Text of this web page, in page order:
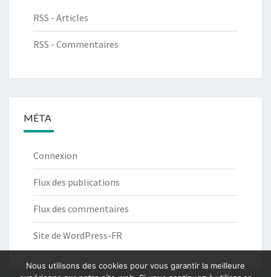
RSS - Articles
RSS - Commentaires
MÉTA
Connexion
Flux des publications
Flux des commentaires
Site de WordPress-FR
Nous utilisons des cookies pour vous garantir la meilleure